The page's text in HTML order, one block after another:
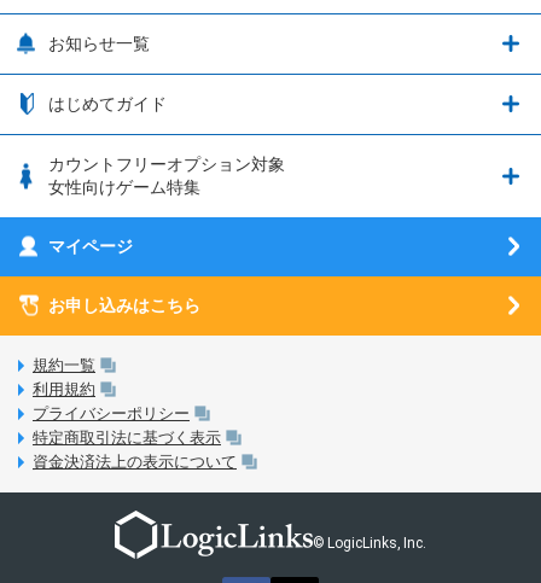
つながる端末保証
フィルタリングアプリ
5G回線オプションについて
LINE年齢認証について
LinksStoreについて
プリンセスコネクト！Re:Dive
釣り★スタ
ウマスクについて
日割り計算
OPPO端末購入キャンペーン第5弾
iPhone利用について
動作確認済み端末一覧
サポート・ヘルプ
nanoSIM･microSIM･通常SIMの初期設定方法
eSIMの初期設定方法
MVNOのギモンを解消！
3Dセキュアについて
未成年者の方のご契約
通信制限について
動作確認済み端末一覧
お知らせ一覧
お知らせ一覧
はじめてガイド
はじめてガイド
SIMサービスについて
SIMロック解除ガイド
LinksMateのサービスについて
LPについて
おすすめプラン
お申し込み方法
カウントフリーオプション対象
女性向けゲーム特集
刀剣乱舞-ONLINE- Pocket
あんさんぶるスターズ！！Music
マイページ
お申し込みはこちら
規約一覧
利用規約
プライバシーポリシー
特定商取引法に基づく表示
資金決済法上の表示について
© LogicLinks, Inc.